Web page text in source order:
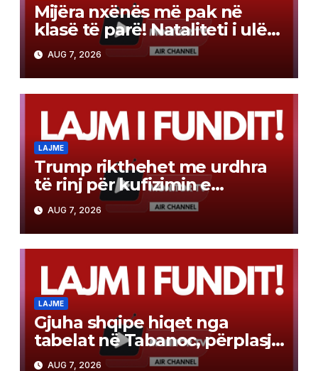
Mijëra nxënës më pak në
klasë të parë! Nataliteti i ulët
apo emigrimi, cila është
arsyeja?!
AUG 7, 2026
LAJME
Trump rikthehet me urdhra
të rinj për kufizimin e
shtetësisë automatike
AUG 7, 2026
LAJME
Gjuha shqipe hiqet nga
tabelat në Tabanoc, përplasje
mes BDI-së dhe VLEN-it
AUG 7, 2026